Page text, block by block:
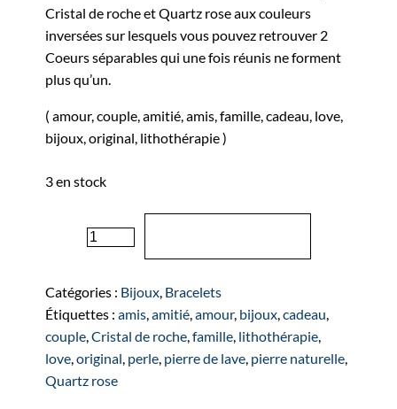
Cristal de roche et Quartz rose aux couleurs
inversées sur lesquels vous pouvez retrouver 2
Coeurs séparables qui une fois réunis ne forment
plus qu’un.
( amour, couple, amitié, amis, famille, cadeau, love,
bijoux, original, lithothérapie )
3 en stock
de
Duo
"Coeurs
Séparables"
Catégories : Bijoux Bracelets
Étiquettes :amis ,amitié ,amour, bijoux ,cadeau
couple ,Cristal de roche ,famille lithothérapie
love ,original perle pierre de lave pierre naturelle
Quartz rose